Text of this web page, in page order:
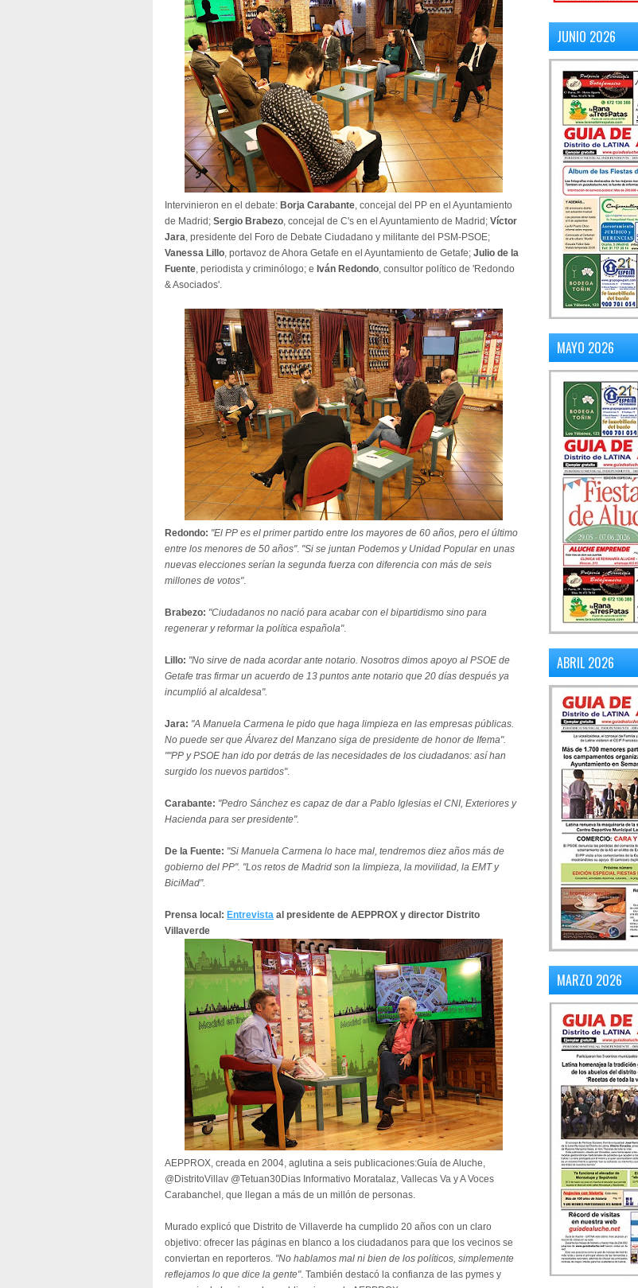
Intervinieron en el debate: Borja Carabante, concejal del PP en el Ayuntamiento
de Madrid; Sergio Brabezo, concejal de C's en el Ayuntamiento de Madrid; Víctor
Jara, presidente del Foro de Debate Ciudadano y militante del PSM-PSOE;
Vanessa Lillo, portavoz de Ahora Getafe en el Ayuntamiento de Getafe; Julio de la
Fuente, periodista y criminólogo; e Iván Redondo, consultor político de 'Redondo
& Asociados'.
Redondo: "El PP es el primer partido entre los mayores de 60 años, pero el último
entre los menores de 50 años". "Si se juntan Podemos y Unidad Popular en unas
nuevas elecciones serían la segunda fuerza con diferencia con más de seis
millones de votos".
Brabezo: "Ciudadanos no nació para acabar con el bipartidismo sino para
regenerar y reformar la política española".
Lillo: "No sirve de nada acordar ante notario. Nosotros dimos apoyo al PSOE de
Getafe tras firmar un acuerdo de 13 puntos ante notario que 20 días después ya
incumplió al alcaldesa".
Jara: "A Manuela Carmena le pido que haga limpieza en las empresas públicas.
No puede ser que Álvarez del Manzano siga de presidente de honor de Ifema".
""PP y PSOE han ido por detrás de las necesidades de los ciudadanos: así han
surgido los nuevos partidos".
Carabante: "Pedro Sánchez es capaz de dar a Pablo Iglesias el CNI, Exteriores y
Hacienda para ser presidente".
De la Fuente: "Si Manuela Carmena lo hace mal, tendremos diez años más de
gobierno del PP". "Los retos de Madrid son la limpieza, la movilidad, la EMT y
BiciMad".
Prensa local: Entrevista al presidente de AEPPROX y director Distrito
Villaverde
AEPPROX, creada en 2004, aglutina a seis publicaciones:Guía de Aluche,
@DistritoVillav @Tetuan30Dias Informativo Moratalaz, Vallecas Va y A Voces
Carabanchel, que llegan a más de un millón de personas.
Murado explicó que Distrito de Villaverde ha cumplido 20 años con un claro
objetivo: ofrecer las páginas en blanco a los ciudadanos para que los vecinos se
conviertan en reporteros. "No hablamos mal ni bien de los políticos, simplemente
reflejamos lo que dice la gente". También destacó la confianza de las pymes y
JUNIO 2026
MAYO 2026
ABRIL 2026
MARZO 2026